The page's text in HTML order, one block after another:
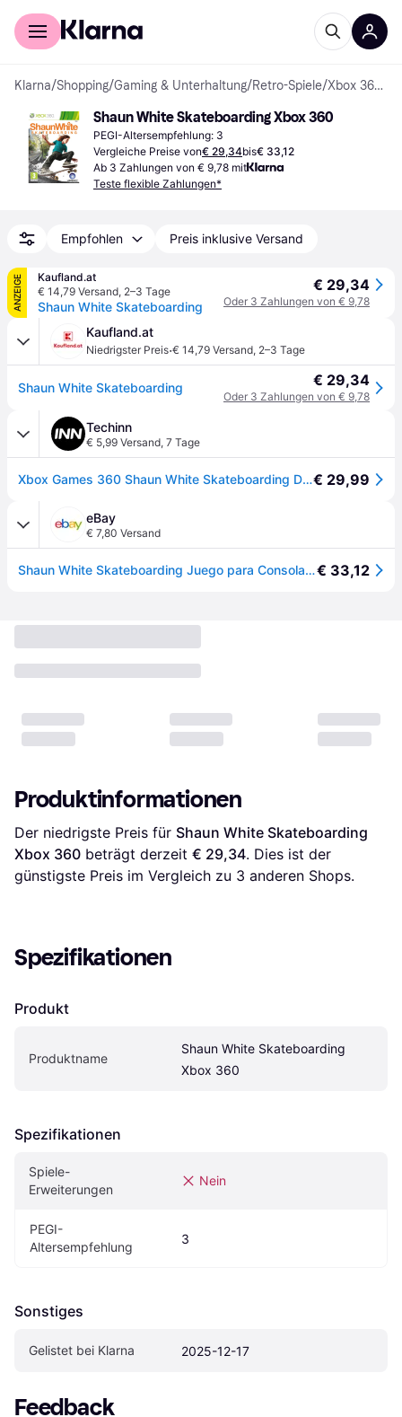
Für Shopper
Klarna/Shopping/Gaming & Unterhaltung/Retro-Spiele/ Xbox 360-Spiele
Shaun White Skateboarding Xbox 360
PEGI-Altersempfehlung: 3
Vergleiche Preise von€ 29,34bis€ 33,12
Ab 3 Zahlungen von € 9,78 mit
Teste flexible Zahlungen*
Empfohlen Preis inklusive Versand
ANZEIGE
Kaufland.at
€ 14,79 Versand, 2–3 Tage
Shaun White Skateboarding
€ 29,34
Oder 3 Zahlungen von € 9,78
Kaufland.at
Niedrigster Preis·€ 14,79 Versand, 2–3 Tage
Shaun White Skateboarding € 29,34
Oder 3 Zahlungen von € 9,78
Techinn
€ 5,99 Versand, 7 Tage
Xbox Games 360 Shaun White Skateboarding Durchsichtig PAL€ 29,99
eBay
€ 7,80 Versand
Shaun White Skateboarding Juego para Consola Microsoft XBOX 360 [PAL ESPAÑA]€ 33,12
Produktinformationen
Der niedrigste Preis für Shaun White Skateboarding
Xbox 360 beträgt derzeit € 29,34. Dies ist der
günstigste Preis im Vergleich zu 3 anderen Shops.
Spezifikationen
Produkt
Produktname
Shaun White Skateboarding
Xbox 360
Spezifikationen
Spiele-
Erweiterungen
Nein
PEGI-
Altersempfehlung
3
Sonstiges
Gelistet bei Klarna 2025-12-17
Feedback